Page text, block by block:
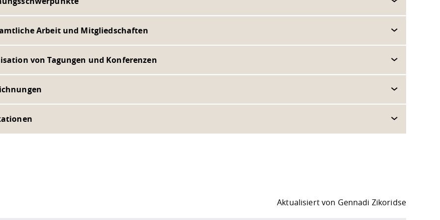
Arbeit und Mitgliedschaften
von Tagungen und Konferenzen
Aktualisiert von Gennadi Zikoridse